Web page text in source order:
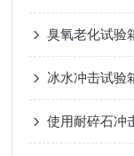
臭氧老化试验
冰水冲击试验
使用耐碎石冲